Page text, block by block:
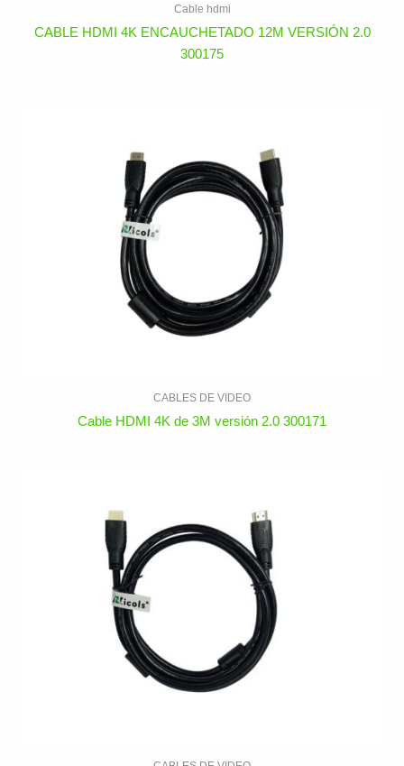
Cable hdmi
CABLE HDMI 4K ENCAUCHETADO 12M VERSIÓN 2.0
300175
CABLES DE VIDEO
Cable HDMI 4K de 3M versión 2.0 300171